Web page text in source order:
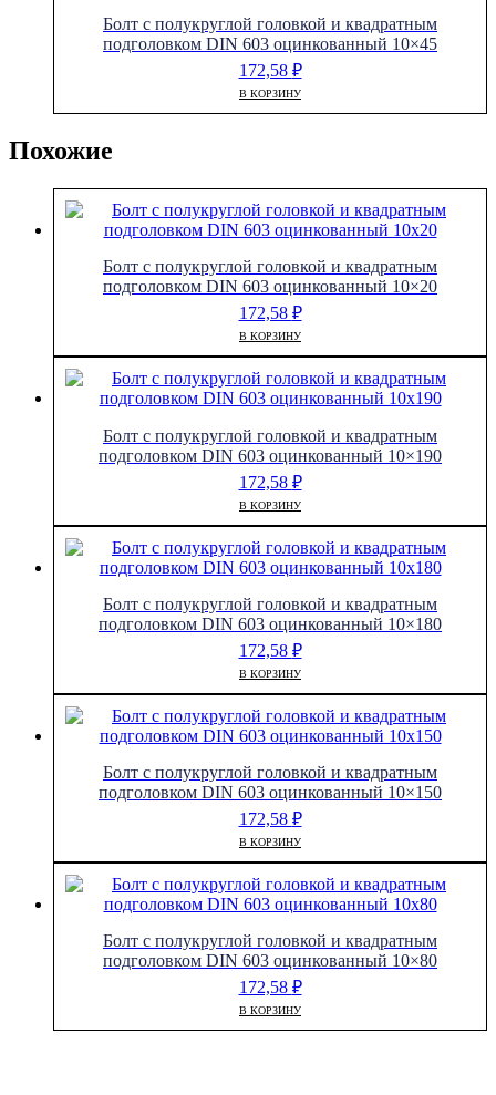
Болт с полукруглой головкой и квадратным
подголовком DIN 603 оцинкованный 10×45
172,58 ₽
В КОРЗИНУ
Похожие
Болт с полукруглой головкой и квадратным
подголовком DIN 603 оцинкованный 10×20
172,58 ₽
В КОРЗИНУ
Болт с полукруглой головкой и квадратным
подголовком DIN 603 оцинкованный 10×190
172,58 ₽
В КОРЗИНУ
Болт с полукруглой головкой и квадратным
подголовком DIN 603 оцинкованный 10×180
172,58 ₽
В КОРЗИНУ
Болт с полукруглой головкой и квадратным
подголовком DIN 603 оцинкованный 10×150
172,58 ₽
В КОРЗИНУ
Болт с полукруглой головкой и квадратным
подголовком DIN 603 оцинкованный 10×80
172,58 ₽
В КОРЗИНУ